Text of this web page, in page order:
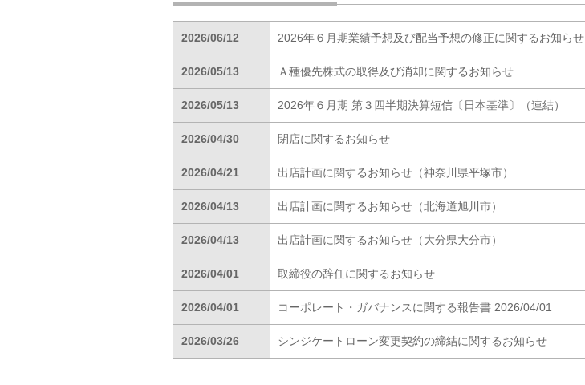
2026/06/12 2026年６月期業績予想及び配当予想の修正に関するお知らせ
2026/05/13 Ａ種優先株式の取得及び消却に関するお知らせ
2026/05/13 2026年６月期 第３四半期決算短信〔日本基準〕（連結）
2026/04/30 閉店に関するお知らせ
2026/04/21 出店計画に関するお知らせ（神奈川県平塚市）
2026/04/13 出店計画に関するお知らせ（北海道旭川市）
2026/04/13 出店計画に関するお知らせ（大分県大分市）
2026/04/01 取締役の辞任に関するお知らせ
2026/04/01 コーポレート・ガバナンスに関する報告書 2026/04/01
2026/03/26 シンジケートローン変更契約の締結に関するお知らせ